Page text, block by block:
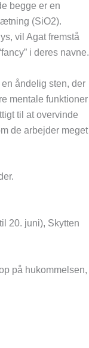
begge er en
(SiO2).
vil Agat fremstå
i deres navne.
åndelig sten, der
mentale funktioner
til at overvinde
de arbejder meget
20. juni), Skytten
på hukommelsen,